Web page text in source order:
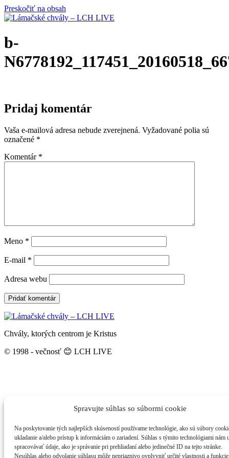
Spravujte súhlas so súbormi cookie
Na poskytovanie tých najlepších skúseností používame technológie, ako sú súbory
ukladanie a/alebo prístup k informáciám o zariadení. Súhlas s týmito technológiami nám
spracovávať údaje, ako je správanie pri prehliadaní alebo jedinečné ID na tejto stránke.
Nesúhlas alebo odvolanie súhlasu môže nepriaznivo ovplyvniť určité vlastnosti a
Preskočiť na obsah
b-
Pridaj komentár
Vaša e-mailová adresa nebude zverejnená. Vyžadované polia sú
označené *
Komentár *
Meno *
E-mail *
Adresa webu
Chvály, ktorých centrom je Kristus
© 1998 - večnosť 😊 LCH LIVE